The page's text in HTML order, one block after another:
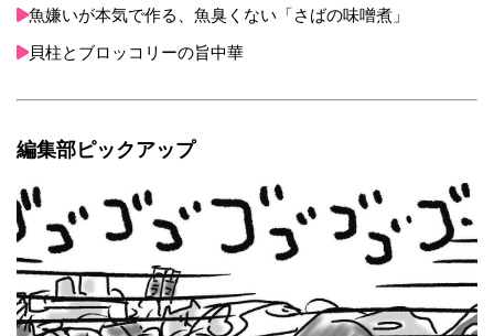
魚嫌いが本気で作る、魚臭くない「さばの味噌煮」
貝柱とブロッコリーの旨中華
編集部ピックアップ